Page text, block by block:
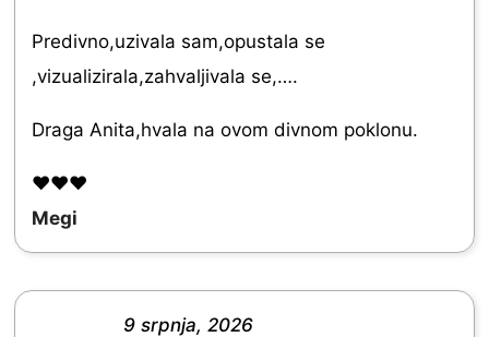
5
.
0
u
t
Predivno,uzivala sam,opustala se
,vizualizirala,zahvaljivala se,….
Draga Anita,hvala na ovom divnom poklonu.
❤️❤️❤️
Megi
9 srpnja, 2026